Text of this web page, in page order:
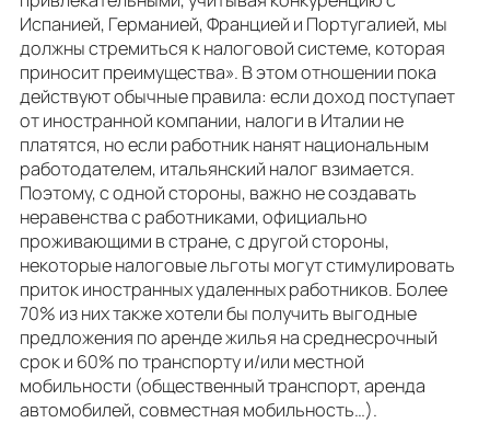
Испанией, Германией, Францией и Португалией, мы
должны стремиться к налоговой системе, которая
приносит преимущества». В этом отношении пока
действуют обычные правила: если доход поступает
от иностранной компании, налоги в Италии не
платятся, но если работник нанят национальным
работодателем, итальянский налог взимается.
Поэтому, с одной стороны, важно не создавать
неравенства с работниками, официально
проживающими в стране, с другой стороны,
некоторые налоговые льготы могут стимулировать
приток иностранных удаленных работников. Более
70% из них также хотели бы получить выгодные
предложения по аренде жилья на среднесрочный
срок и 60% по транспорту и/или местной
мобильности (общественный транспорт, аренда
автомобилей, совместная мобильность…).